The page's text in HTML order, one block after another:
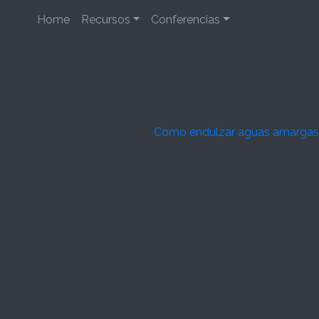
Home Recursos Conferencias
Cómo endulzar aguas amargas